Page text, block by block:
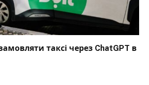
таксі через ChatGPT в